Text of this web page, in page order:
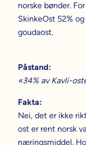
norske bønder.
SkinkeOst 52%
goudaost.
Påstand:
«34% av Kavli-
Fakta:
Nei, det er ikke
ost er rent norsk
næringsmiddel.